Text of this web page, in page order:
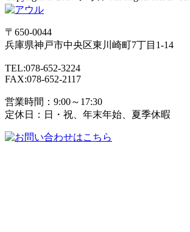
〒650-0044
兵庫県神戸市中央区東川崎町7丁目1-14
TEL:078-652-3224
FAX:078-652-2117
営業時間：9:00～17:30
定休日：日・祝、年末年始、夏季休暇